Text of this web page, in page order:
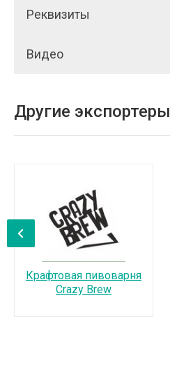
Реквизиты
Видео
Другие экспортеры
Крафтовая пивоварня
Crazy Brew